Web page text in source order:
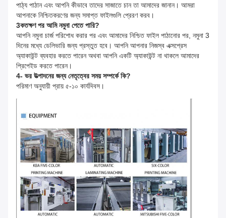
পাঠ্য পাঠান এবং আপনি কীভাবে তাদের সাজাতে চান তা আমাদের জানান। আমরা
আপনাকে নিশ্চিতকরণের জন্য সমাপ্ত ফাইলগুলি প্রেরণ করব।
3কতক্ষণ পর আমি নমুনা পেতে পারি?
আপনি নমুনা চার্জ পরিশোধ করার পর এবং আমাদের নিশ্চিত ফাইল পাঠানোর পর, নমুনা 3
দিনের মধ্যে ডেলিভারি জন্য প্রস্তুত হবে। আপনি আপনার নিজস্ব এক্সপ্রেস
অ্যাকাউন্ট ব্যবহার করতে পারেন অথবা আপনি একটি অ্যাকাউন্ট না থাকলে আমাদের
প্রিপেইড করতে পারেন।
4- ভর উত্পাদনের জন্য নেতৃত্বের সময় সম্পর্কে কি?
পরিমাণ অনুযায়ী প্রায় ৫-১০ কার্যদিবস।